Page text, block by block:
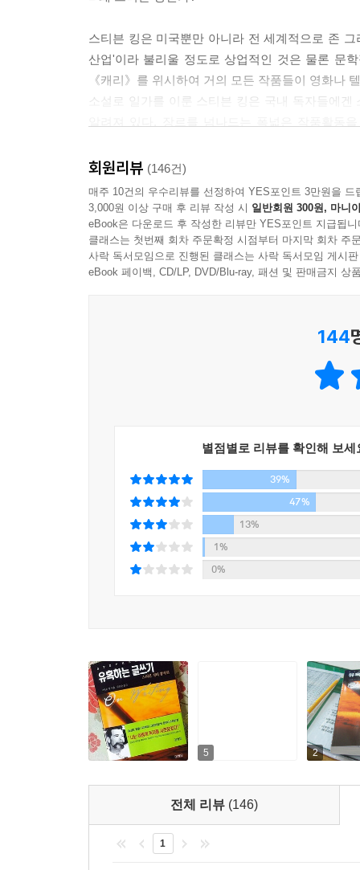
스티븐 킹은 미국뿐만 아니라 전 세계적으로 존
산업'이라 불리울 정도로 상업적인 것은 물론 문
《캐리》를 위시하여 거의 모든 작품들이 영화나
소설로 일가를 이룬 스티븐 킹은 국내 독자들에
전범으로 삼아야 할 교본이다. 여성적 취향의 연
바로 스티븐 킹의 작품들인 것이다.
■ 영상시대를 사로잡은 퓨전문학의 기수
우리나라는 영화가 산업으로 탄탄하게 자리잡아
스티븐 킹을 두고 본격문학과 대중문학을 아우르
없기 때문이다. 그의 소설에서는 상황이 제시
아니라 최초의 독자(스티븐 킹은 글을 쓰는 자
■ 그 누구도 최고의 베스트셀러 작가에게 글쓰기
문학적 우수성에 이끌려 소설책을 구입하는 사
닭튀김을 팔아치운 샌더스 대령(KFC의 조리법
과정을 진지하게 묻는 사람은 없었다. 업다이크
스티븐 킹은 찰스 디킨즈가 저급 독자층에게 인
작가의 대중적인 성공을 수상쩍게 본다는 것을
글쓰기의 목적은 상관없으나 경박한 자세만은 경
그러나 글쓰기는 눈화장이나 세차와는 분명 다른
■ 소설만큼이나 명쾌하고 속도감 넘치는 글쓰기 교
독자를 따뜻이 맞이하여 이야기를 들려주는 것,
사람들의 생각과는 달리 소설은 땅 속의 화석
따위는 존재하지 않으며, 아이디어는 그야말로
합쳐지면서 전혀 새로운 무엇인가를 만들어내는
회원리뷰 (146건)
매주 10건의 우수리뷰를 선정하여 YES포인트 3만원을 드
3,000원 이상 구매 후 리뷰 작성 시 일반회원 300원, 마니
eBook은 다운로드 후 작성한 리뷰만 YES포인트 지급됩니
클래스는 첫번째 회차 주문확정 시점부터 마지막 회차 주
사락 독서모임으로 진행된 클래스는 사락 독서모임 게시
eBook 페이백, CD/LP, DVD/Blu-ray, 패션 및 판매금지 상
144
별점별로 리뷰를 확인해 보세
39%
47%
13%
1%
0%
5 2
전체 리뷰 (146)
1